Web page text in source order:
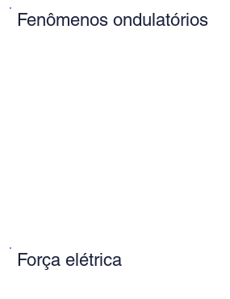
Fenômenos ondulatórios
Força elétrica